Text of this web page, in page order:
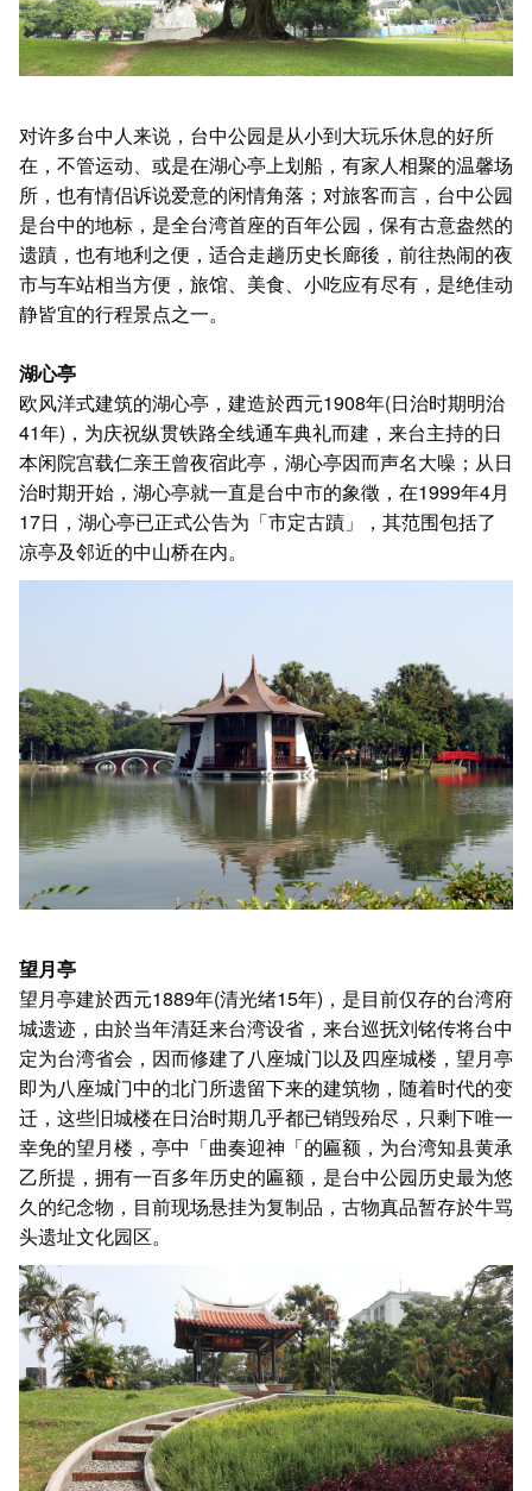
对许多台中人来说，台中公园是从小到大玩乐休息的好所
在，不管运动、或是在湖心亭上划船，有家人相聚的温馨场
所，也有情侣诉说爱意的闲情角落；对旅客而言，台中公园
是台中的地标，是全台湾首座的百年公园，保有古意盎然的
遗蹟，也有地利之便，适合走趟历史长廊後，前往热闹的夜
市与车站相当方便，旅馆、美食、小吃应有尽有，是绝佳动
静皆宜的行程景点之一。
湖心亭
欧风洋式建筑的湖心亭，建造於西元1908年(日治时期明治
41年)，为庆祝纵贯铁路全线通车典礼而建，来台主持的日
本闲院宫载仁亲王曾夜宿此亭，湖心亭因而声名大噪；从日
治时期开始，湖心亭就一直是台中市的象徵，在1999年4月
17日，湖心亭已正式公告为「市定古蹟」，其范围包括了
凉亭及邻近的中山桥在内。
望月亭
望月亭建於西元1889年(清光绪15年)，是目前仅存的台湾府
城遗迹，由於当年清廷来台湾设省，来台巡抚刘铭传将台中
定为台湾省会，因而修建了八座城门以及四座城楼，望月亭
即为八座城门中的北门所遗留下来的建筑物，随着时代的变
迁，这些旧城楼在日治时期几乎都已销毁殆尽，只剩下唯一
幸免的望月楼，亭中「曲奏迎神「的匾额，为台湾知县黄承
乙所提，拥有一百多年历史的匾额，是台中公园历史最为悠
久的纪念物 ，目前现场悬挂为复制品，古物真品暂存於牛骂
头遗址文化园区。